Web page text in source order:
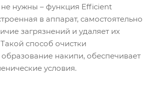
нужны – функция Efficient
в аппарат, самостоятельно
загрязнений и удаляет их
способ очистки
накипи, обеспечивает
условия.